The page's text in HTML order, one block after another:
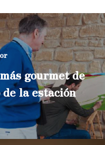
gourmet de
la estación